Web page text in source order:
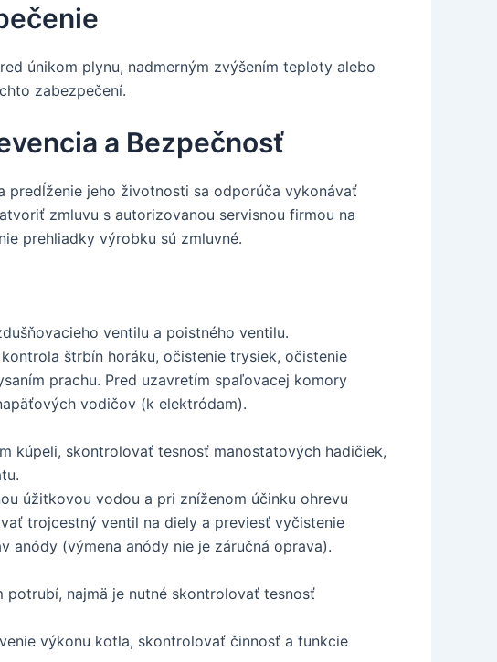
únikom plynu, nadmerným zvýšením teploty alebo
zabezpečení.
a Bezpečnosť
predĺženie jeho životnosti sa odporúča vykonávať
zmluvu s autorizovanou servisnou firmou na
prehliadky výrobku sú zmluvné.
ventilu a poistného ventilu.
štrbín horáku, očistenie trysiek, očistenie
prachu. Pred uzavretím spaľovacej komory
vodičov (k elektródam).
kúpeli, skontrolovať tesnosť manostatových hadičiek,
úžitkovou vodou a pri zníženom účinku ohrevu
trojcestný ventil na diely a previesť vyčistenie
(výmena anódy nie je záručná oprava).
najmä je nutné skontrolovať tesnosť
výkonu kotla, skontrolovať činnosť a funkcie